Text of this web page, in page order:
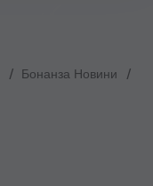
Бонанза Новини